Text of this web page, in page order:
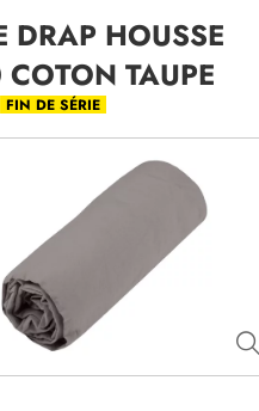
DRAP HOUSSE
TAUPE
FIN DE SÉRIE